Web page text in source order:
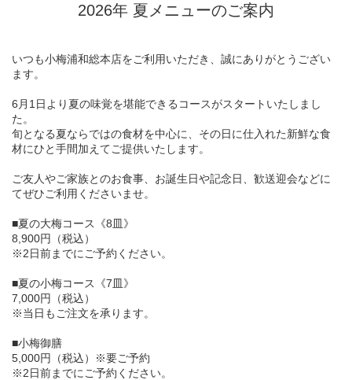
2026年 夏メニューのご案内
いつも小梅浦和総本店をご利用いただき、誠にありがとうござい
ます。
6月1日より夏の味覚を堪能できるコースがスタートいたしまし
た。
旬となる夏ならではの食材を中心に、その日に仕入れた新鮮な食
材にひと手間加えてご提供いたします。
ご友人やご家族とのお食事、お誕生日や記念日、歓送迎会などに
てぜひご利用くださいませ。
■夏の大梅コース《8皿》
8,900円（税込）
※2日前までにご予約ください。
■夏の小梅コース《7皿》
7,000円（税込）
※当日もご注文を承ります。
■小梅御膳
5,000円（税込）※要ご予約
※2日前までにご予約ください。